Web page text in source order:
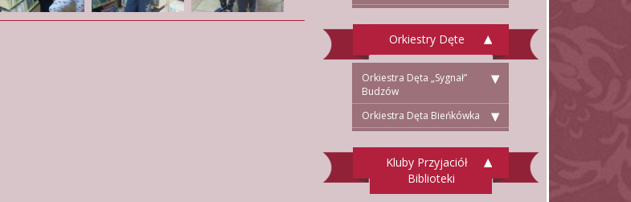
Orkiestry Dęte
Orkiestra Dęta „Sygnał”
Budzów
Orkiestra Dęta Bieńkówka
Kluby Przyjaciół
Biblioteki